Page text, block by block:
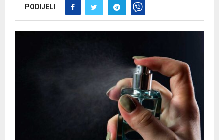
PODIJELI